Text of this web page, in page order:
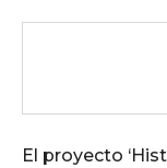
El proyecto